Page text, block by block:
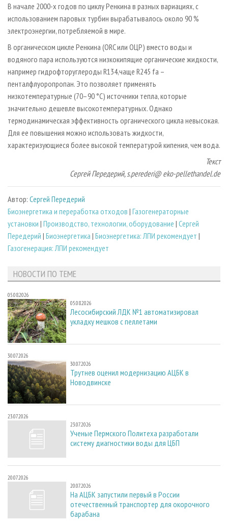
В начале 2000-х годов по циклу Ренкина в разных вариациях, с
использованием паровых турбин вырабатывалось около 90 %
электроэнергии, потребляемой в мире.
В органическом цикле Ренкина (ORC или ОЦР) вместо воды и
водяного пара используются низкокипящие органические жидкости,
например гидрофторуглероды R134,чаще R245 fa –
пенталфлуоропропан. Это позволяет применять
низкотемпературные (70–90 °C) источники тепла, которые
значительно дешевле высокотемпературных. Однако
термодинамическая эффективность органического цикла невысокая.
Для ее повышения можно использовать жидкости,
характеризующиеся более высокой температурой кипения, чем вода.
Текст
Сергей Передерий, s.perederi@ eko-pellethandel.de
Автор: Сергей Передерий
Биoэнергетика и переработка отходов | Газогенераторные
установки | Производство, технологии, оборудование | Сергей
Передерий | Биоэнергетика | Биоэнергетика: ЛПИ рекомендует |
Газогенерация: ЛПИ рекомендует
НОВОСТИ ПО ТЕМЕ
05.08.2026
05.08.2026
Лесосибирский ЛДК №1 автоматизировал
укладку мешков с пеллетами
30.07.2026
30.07.2026
Трутнев оценил модернизацию АЦБК в
Новодвинске
23.07.2026
23.07.2026
Ученые Пермского Политеха разработали
систему диагностики воды для ЦБП
20.07.2026
20.07.2026
На АЦБК запустили первый в России
отечественный транспортер для окорочного
барабана